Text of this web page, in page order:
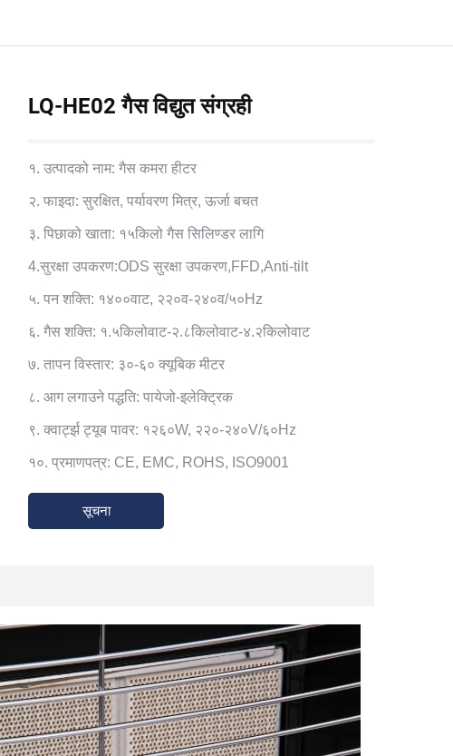
LQ-HE02 गैस विद्युत संग्रही
१. उत्पादको नाम: गैस कमरा हीटर
२. फाइदा: सुरक्षित, पर्यावरण मित्र, ऊर्जा बचत
३. पिछाको खाता: १५किलो गैस सिलिण्डर लागि
4.सुरक्षा उपकरण:ODS सुरक्षा उपकरण,FFD,Anti-tilt
५. पन शक्ति: १४००वाट, २२०व-२४०व/५०Hz
६. गैस शक्ति: १.५किलोवाट-२.८किलोवाट-४.२किलोवाट
७. तापन विस्तार: ३०-६० क्यूबिक मीटर
८. आग लगाउने पद्धति: पायेजो-इलेक्ट्रिक
९. क्वार्ट्झ ट्यूब पावर: १२६०W, २२०-२४०V/६०Hz
१०. प्रमाणपत्र: CE, EMC, ROHS, ISO9001
सूचना